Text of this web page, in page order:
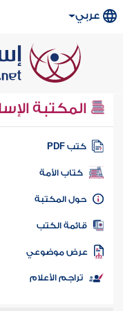
عربي
المكتبة
كتب PDF
كتاب الأمة
المكتبة
الكتب
موضوعي